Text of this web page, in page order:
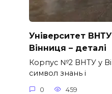
Університет
Вінниця – деталі
Корпус №2 ВНТУ у
символ знань і
0 459